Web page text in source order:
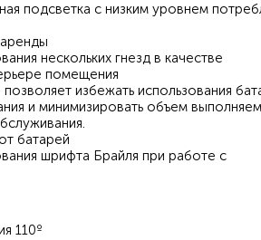
подсветка с низким уровнем
нескольких гнезд в качестве
помещения
избежать использования
и минимизировать объем
батарей
шрифта Брайля при работе с
110º